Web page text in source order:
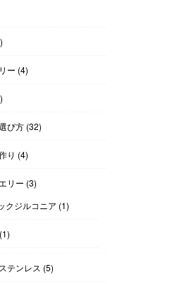
ー (4)
び方(32)
り (4)
リー (3)
クジルコニア (1)
(1)
テンレス (5)